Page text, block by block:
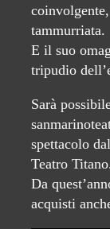
tammurriata.
E il suo
tripudio
Sarà
spettacolo
Teatro
Da
acquisti